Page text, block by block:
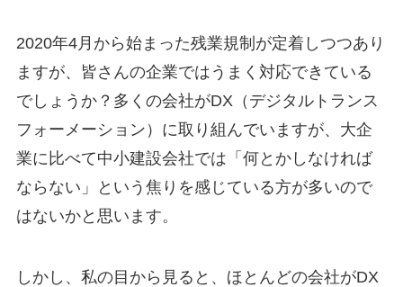
2020年4月から始まった残業規制が定着しつつあり
ますが、皆さんの企業ではうまく対応できている
でしょうか？多くの会社がDX（デジタルトランス
フォーメーション）に取り組んでいますが、大企
業に比べて中小建設会社では「何とかしなければ
ならない」という焦りを感じている方が多いので
はないかと思います。
しかし、私の目から見ると、ほとんどの会社がDX